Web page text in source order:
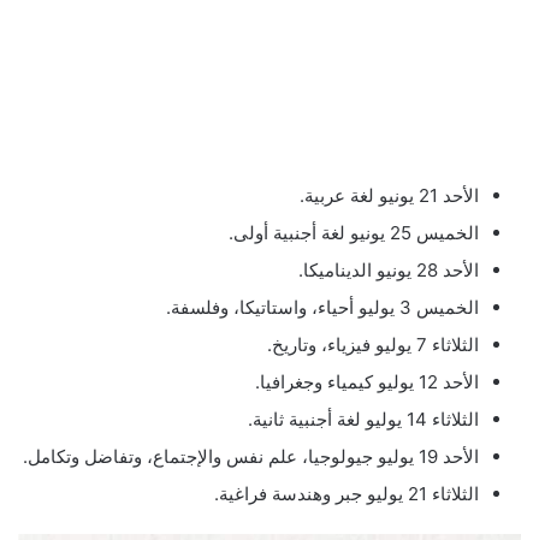
الأحد 21 يونيو لغة عربية.
الخميس 25 يونيو لغة أجنبية أولى.
الأحد 28 يونيو الديناميكا.
الخميس 3 يوليو أحياء، واستاتيكا، وفلسفة.
الثلاثاء 7 يوليو فيزياء، وتاريخ.
الأحد 12 يوليو كيمياء وجغرافيا.
الثلاثاء 14 يوليو لغة أجنبية ثانية.
الأحد 19 يوليو جيولوجيا، علم نفس والإجتماع، وتفاضل وتكامل.
الثلاثاء 21 يوليو جبر وهندسة فراغية.